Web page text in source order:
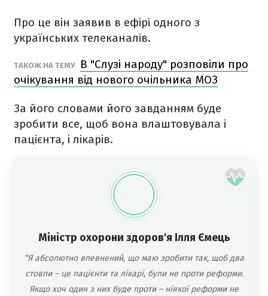
Про це він заявив в ефірі одного з
українських телеканалів.
ТАКОЖ НА ТЕМУ
В "Слузі народу" розповіли про
очікування від нового очільника МОЗ
За його словами його завданням буде
зробити все, щоб вона влаштовувала і
пацієнта, і лікарів.
Міністр охорони здоров'я Ілля Ємець
“Я абсолютно впевнений, що маю зробити так, щоб два
стовпи – це пацієнти та лікарі, були не проти реформи.
Якщо хоч один з них буде проти – ніякої реформи не